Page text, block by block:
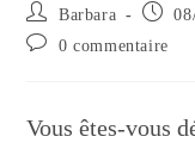
Auteur/autrice
de
la
Barbara
Commentaires
0 commentaire
Vous êtes-vous